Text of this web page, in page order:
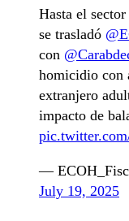
Hasta el
se trasladó
con
homicidio con
extranjero
impacto de
—
July 19, 2025